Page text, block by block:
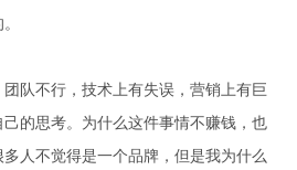
队不行，技术上有失误，营销上有巨
的思考。为什么这件事情不赚钱，也
人不觉得是一个品牌，但是我为什么